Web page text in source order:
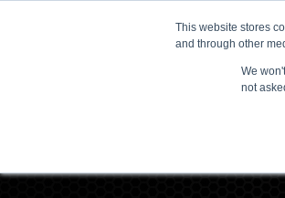
This website stores
and through other
We
not